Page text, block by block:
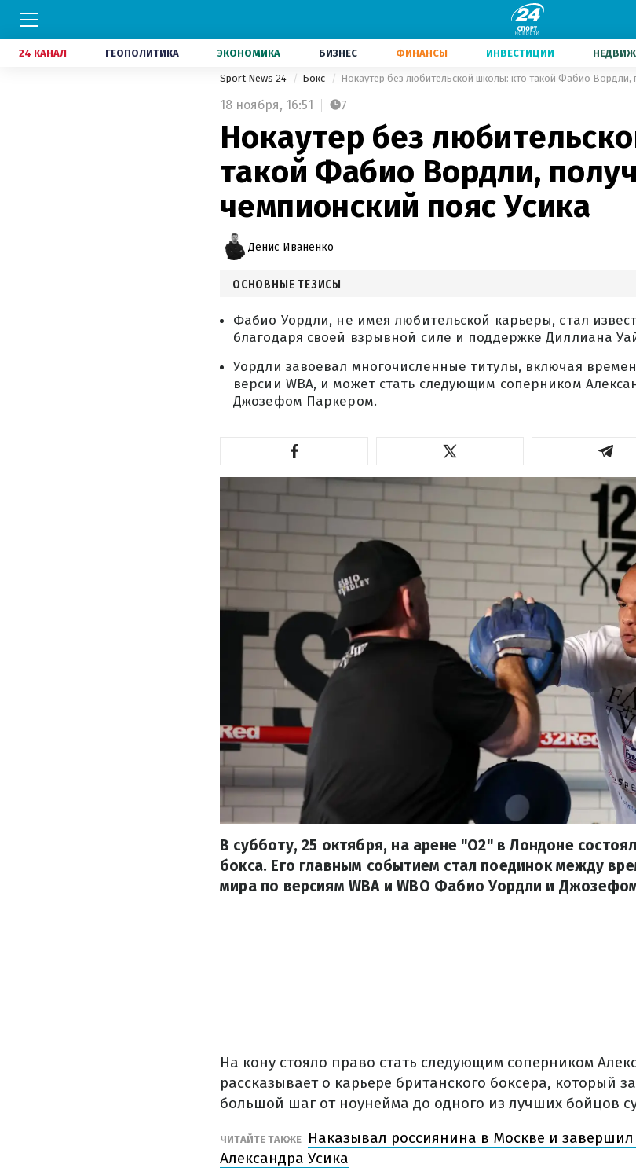
24 КАНАЛ ГЕОПОЛИТИКА ЭКОНОМИКА БИЗНЕС ФИНАНСЫ ИНВЕСТИЦИИ
Sport News 24 Бокс Нокаутер без любительской школы: кто такой Фабио Вордли,
18 ноября, 16:51 7
Нокаутер без
такой Фабио Вордли,
чемпионский пояс Усика
Денис Иваненко
ОСНОВНЫЕ ТЕЗИСЫ
Фабио Уордли, не имея любительской карьеры, стал
благодаря своей взрывной силе и поддержке Диллиана
Уордли завоевал многочисленные титулы, включая
версии WBA, и может стать следующим соперником
Джозефом Паркером.
В субботу, 25 октября, на арене "О2" в Лондоне
бокса. Его главным событием стал поединок между
мира по версиям WBA и WBO Фабио Уордли и
На кону стояло право стать следующим соперником
рассказывает о карьере британского боксера, который
большой шаг от ноунейма до одного из лучших бойцов
ЧИТАЙТЕ ТАКЖЕ
Наказывал россиянина в Москве и
Александра Усика